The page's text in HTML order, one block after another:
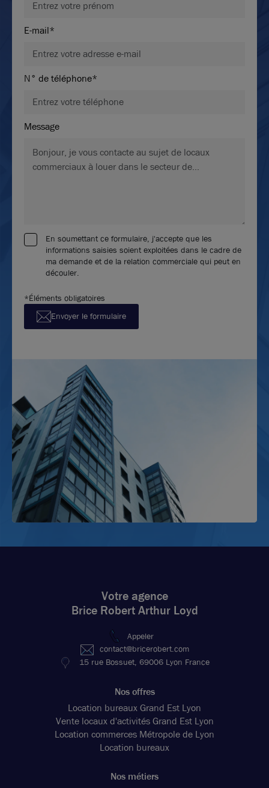
E-mail*
N° de téléphone*
Message
En soumettant ce formulaire, j'accepte que les
informations saisies soient exploitées dans le cadre de
ma demande et de la relation commerciale qui peut en
découler.
*Éléments obligatoires
Envoyer le formulaire
Votre agence
Brice Robert Arthur Loyd
Appeler
contact@bricerobert.com
15 rue Bossuet, 69006 Lyon France
Nos offres
Location bureaux Grand Est Lyon
Vente locaux d'activités Grand Est Lyon
Location commerces Métropole de Lyon
Location bureaux
Nos métiers